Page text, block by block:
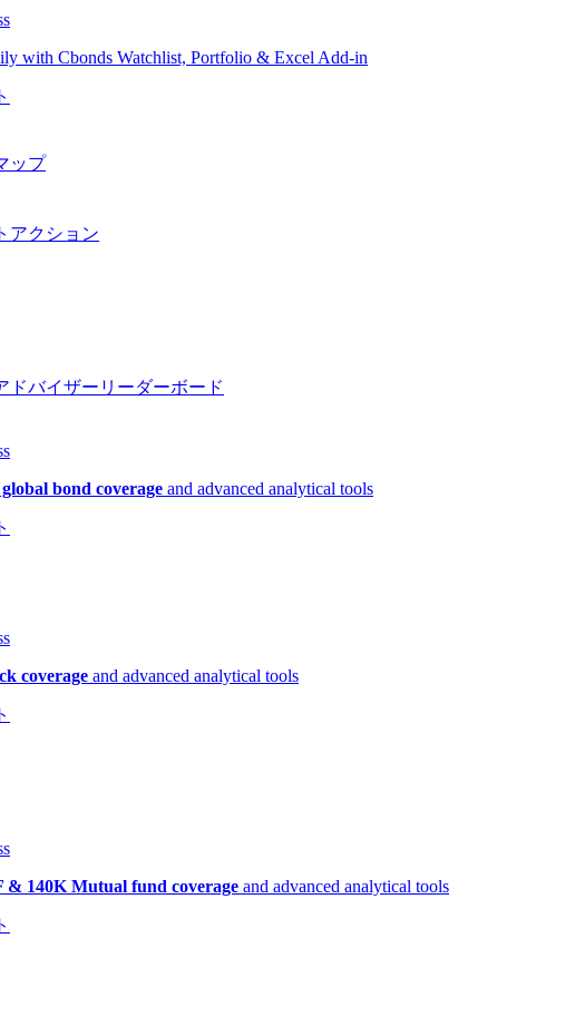
with Cbonds Watchlist, Portfolio & Excel Add-in
ップ
アクション
ドバイザーリーダーボード
bond coverage and advanced analytical tools
coverage and advanced analytical tools
& 140K Mutual fund coverage and advanced analytical tools